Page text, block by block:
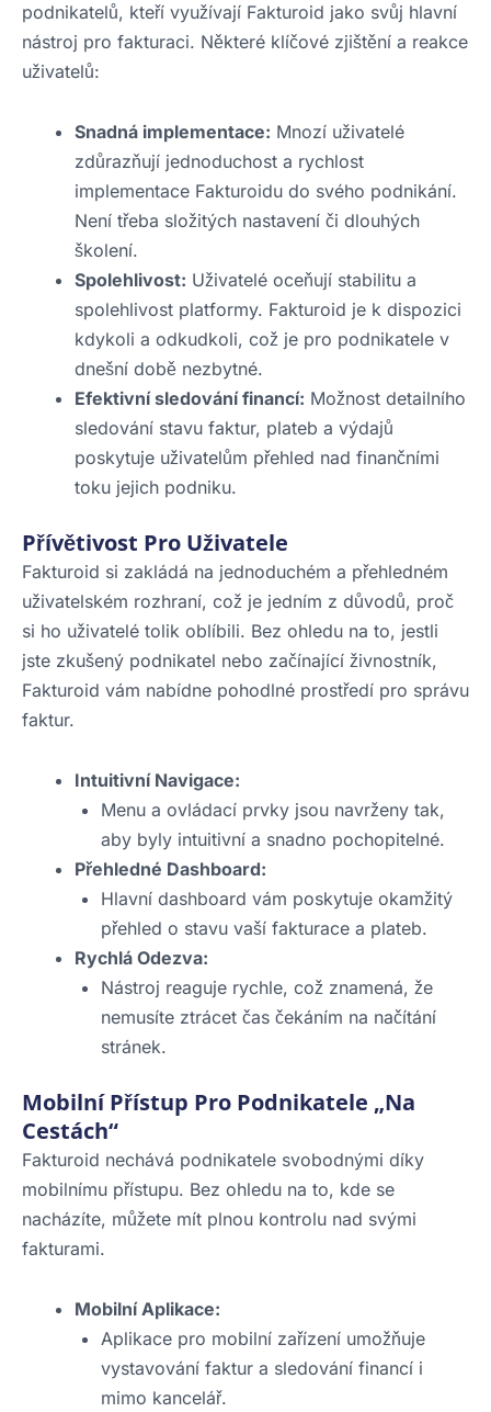
podnikatelů, kteří využívají Fakturoid jako svůj hlavní
nástroj pro fakturaci. Některé klíčové zjištění a reakce
uživatelů:
Snadná implementace: Mnozí uživatelé
zdůrazňují jednoduchost a rychlost
implementace Fakturoidu do svého podnikání.
Není třeba složitých nastavení či dlouhých
školení.
Spolehlivost: Uživatelé oceňují stabilitu a
spolehlivost platformy. Fakturoid je k dispozici
kdykoli a odkudkoli, což je pro podnikatele v
dnešní době nezbytné.
Efektivní sledování financí: Možnost detailního
sledování stavu faktur, plateb a výdajů
poskytuje uživatelům přehled nad finančními
toku jejich podniku.
Přívětivost Pro Uživatele
Fakturoid si zakládá na jednoduchém a přehledném
uživatelském rozhraní, což je jedním z důvodů, proč
si ho uživatelé tolik oblíbili. Bez ohledu na to, jestli
jste zkušený podnikatel nebo začínající živnostník,
Fakturoid vám nabídne pohodlné prostředí pro správu
faktur.
Intuitivní Navigace:
Menu a ovládací prvky jsou navrženy tak,
aby byly intuitivní a snadno pochopitelné.
Přehledné Dashboard:
Hlavní dashboard vám poskytuje okamžitý
přehled o stavu vaší fakturace a plateb.
Rychlá Odezva:
Nástroj reaguje rychle, což znamená, že
nemusíte ztrácet čas čekáním na načítání
stránek.
Mobilní Přístup Pro Podnikatele „Na
Cestách“
Fakturoid nechává podnikatele svobodnými díky
mobilnímu přístupu. Bez ohledu na to, kde se
nacházíte, můžete mít plnou kontrolu nad svými
fakturami.
Mobilní Aplikace:
Aplikace pro mobilní zařízení umožňuje
vystavování faktur a sledování financí i
mimo kancelář.